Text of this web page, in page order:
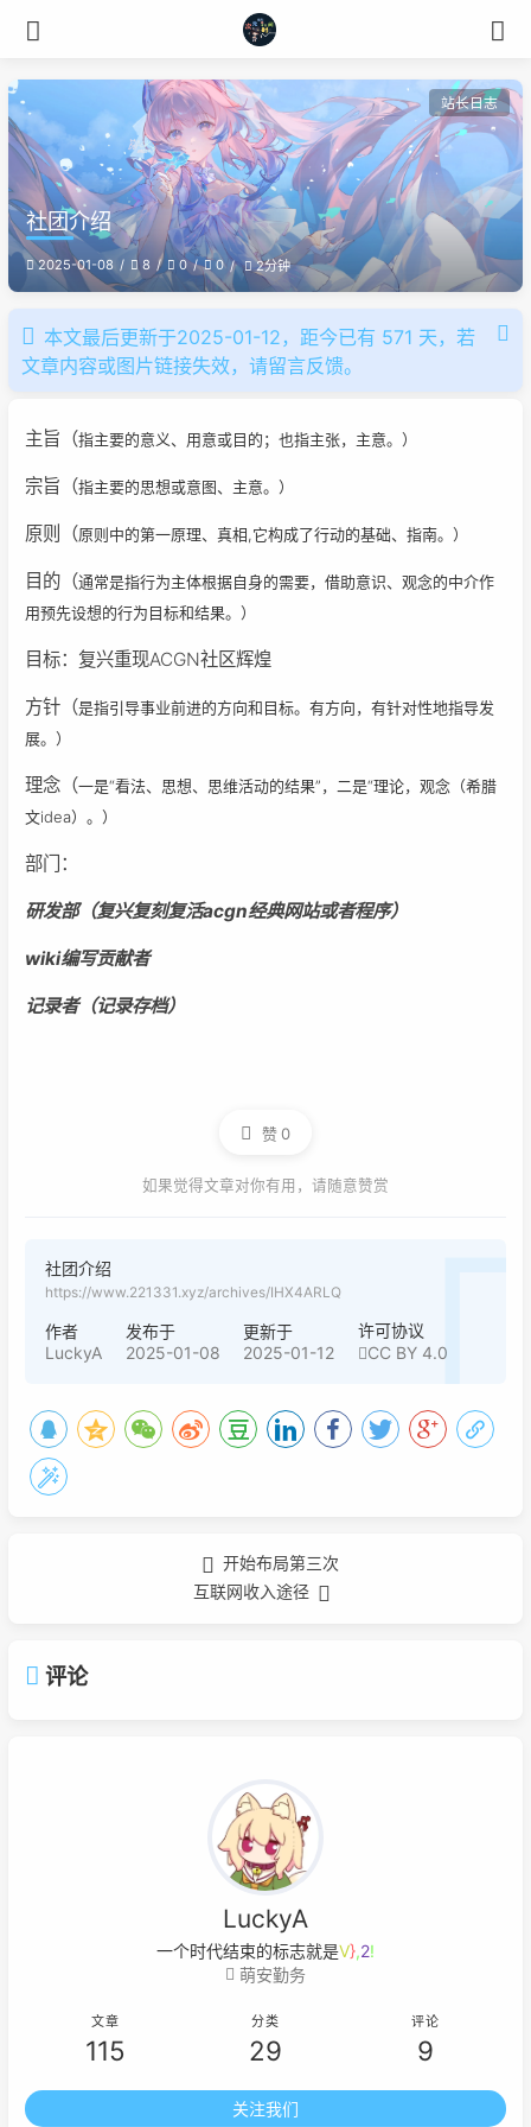
站长日志
社团介绍
2025-01-08 8 0 0 2分钟
本文最后更新于2025-01-12，距今已有 571 天，若
文章内容或图片链接失效，请留言反馈。
主旨（指主要的意义、用意或目的；也指主张，主意。）
宗旨（指主要的思想或意图、主意。）
原则（原则中的第一原理、真相,它构成了行动的基础、指南。）
目的（通常是指行为主体根据自身的需要，借助意识、观念的中介作
用预先设想的行为目标和结果。）
目标：复兴重现ACGN社区辉煌
方针（是指引导事业前进的方向和目标。有方向，有针对性地指导发
展。）
理念（一是“看法、思想、思维活动的结果”，二是“理论，观念（希腊
文idea）。）
部门：
研发部（复兴复刻复活acgn经典网站或者程序）
wiki编写贡献者
记录者（记录存档）
赞0
如果觉得文章对你有用，请随意赞赏
社团介绍
https://www.221331.xyz/archives/IHX4ARLQ
作者
LuckyA
发布于
2025-01-08
更新于
2025-01-12
许可协议
CC BY 4.0
开始布局第三次
互联网收入途径
评论
LuckyA
一个时代结束的标志就是它开始DE
萌安勤务
文章
115
分类
29
评论
9
关注我们